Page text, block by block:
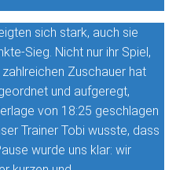
sich stark, auch sie
Sieg. Nicht nur ihr Spiel,
Zuschauer hat
und aufgeregt,
von 18:25 geschlagen
Trainer Tobi wusste, dass
wurde uns klar: wir